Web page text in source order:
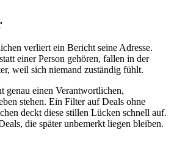
verliert ein Bericht seine Adresse.
einer Person gehören, fallen in der
weil sich niemand zuständig fühlt.
genau einen Verantwortlichen,
stehen. Ein Filter auf Deals ohne
deckt diese stillen Lücken schnell auf.
die später unbemerkt liegen bleiben.